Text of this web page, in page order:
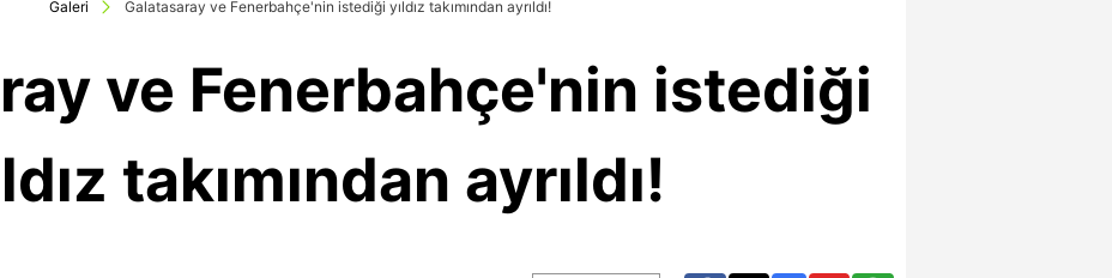
Galeri Galatasaray ve Fenerbahçe'nin istediği yıldız takımından ayrıldı!
ve Fenerbahçe'nin istediği
takımından ayrıldı!